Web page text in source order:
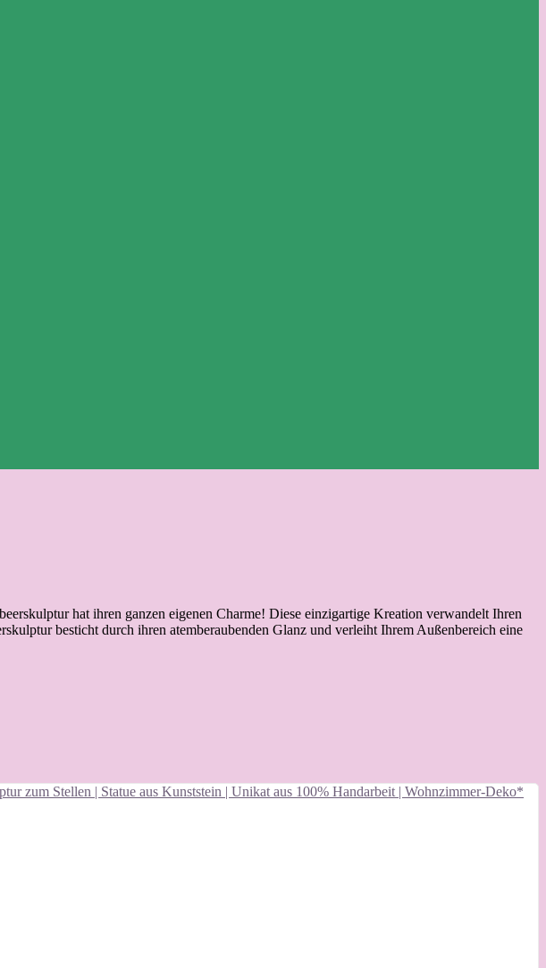
besticht durch ihren atemberaubenden Glanz und verleiht Ihrem Außenbereich eine
zum Stellen | Statue aus Kunststein | Unikat aus 100% Handarbeit | Wohnzimmer-Deko*